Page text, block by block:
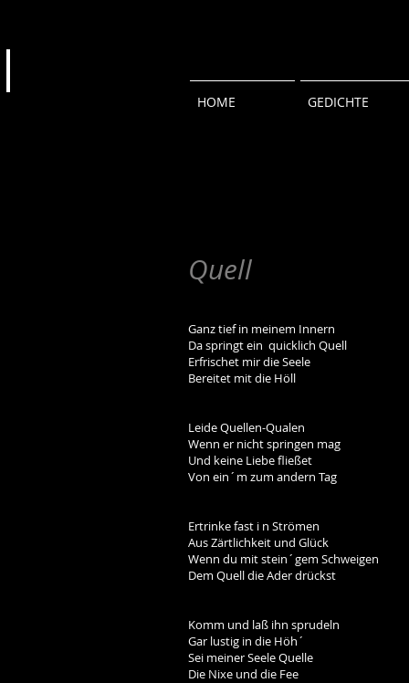
HOME GEDICHTE
Quell
Ganz tief in meinem Innern
Da springt ein quicklich Quell
Erfrischet mir die Seele
Bereitet mit die Höll
Leide Quellen-Qualen
Wenn er nicht springen mag
Und keine Liebe fließet
Von ein´m zum andern Tag
Ertrinke fast i n Strömen
Aus Zärtlichkeit und Glück
Wenn du mit stein´gem Schweigen
Dem Quell die Ader drückst
Komm und laß ihn sprudeln
Gar lustig in die Höh´
Sei meiner Seele Quelle
Die Nixe und die Fee